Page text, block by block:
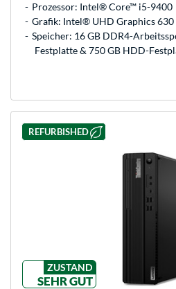
Prozessor: Intel® Core™ i5-9400
Grafik: Intel® UHD Graphics 630
Speicher: 16 GB DDR4-
Festplatte & 750 GB HDD-
REFURBISHED
ZUSTAND
SEHR GUT